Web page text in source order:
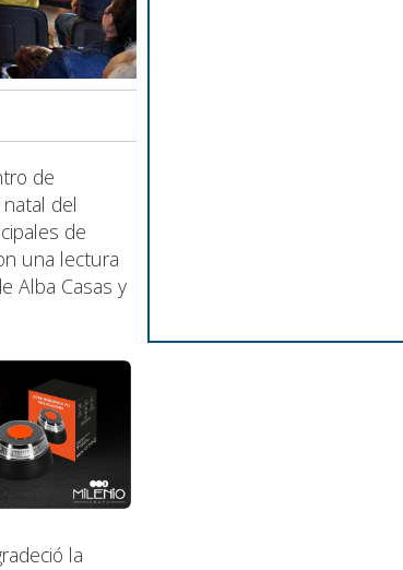
de
del
de
una lectura
Alba Casas y
la